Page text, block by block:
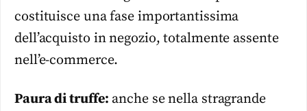
costituisce una fase importantissima
dell’acquisto in negozio, totalmente assente
nell’e-commerce.
Paura di truffe: anche se nella stragrande